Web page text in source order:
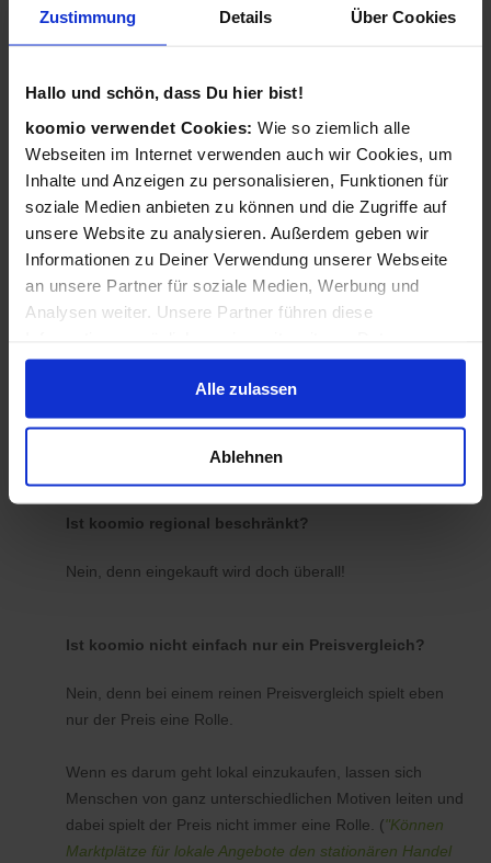
Zustimmung Details Über Cookies
Hallo und schön, dass Du hier bist!
koomio verwendet Cookies: Wie so ziemlich alle
Webseiten im Internet verwenden auch wir Cookies, um
Inhalte und Anzeigen zu personalisieren, Funktionen für
soziale Medien anbieten zu können und die Zugriffe auf
unsere Website zu analysieren. Außerdem geben wir
Informationen zu Deiner Verwendung unserer Webseite
an unsere Partner für soziale Medien, Werbung und
Analysen weiter. Unsere Partner führen diese
zusammen, die Du ihnen bereitgestellt hast oder die sie
im Rahmen Deiner Nutzung der Dienste gesammelt
haben.
Alle zulassen
Ablehnen
Wie funktioniert koomio?
Geschäftsinformationen vervollständigen, Angebote
veröffentlichen - 3 Angebote sind für Sie immer kostenlos!
Wir kümmern uns dann darum, dass Ihre Informationen
zu Ihren Kunden gelangen: Auf der koomio-Webseite, in
unseren Apps und in Suchmaschinen - daheim auf der
Couch und unterwegs auf dem Smartphone!
Ist koomio für alle Unternehmen gedacht?
genauso wie einerlandesweiten Handelskette
reinenDienstleister.
Ist koomio regional beschränkt?
Nein, denn eingekauft wird doch überall!
Ist koomio nicht einfach nur ein Preisvergleich?
Nein, denn bei einem reinen Preisvergleich spielt eben
nur der Preis eine Rolle.
Wenn es darum geht lokal einzukaufen, lassen sich
Menschen von ganz unterschiedlichen Motiven leiten und
dabei spielt der Preis nicht immer eine Rolle. ("Können
Marktplätze für lokale Angebote den stationären Handel